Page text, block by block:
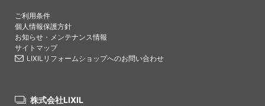
ご利用条件
個人情報保護方針
お知らせ・メンテナンス情報
サイトマップ
LIXILリフォームショップへのお問い合わせ
株式会社LIXIL